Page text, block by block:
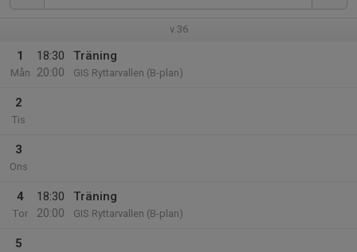
v.36
1
Mån
18:30
20:00
Träning
GIS Ryttarvallen (B-plan)
2
Tis
3
Ons
4
Tor
18:30
20:00
Träning
GIS Ryttarvallen (B-plan)
5